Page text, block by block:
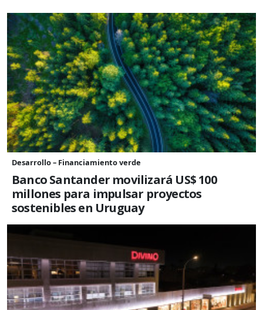
Desarrollo – Financiamiento verde
Banco Santander movilizará US$ 100
millones para impulsar proyectos
sostenibles en Uruguay